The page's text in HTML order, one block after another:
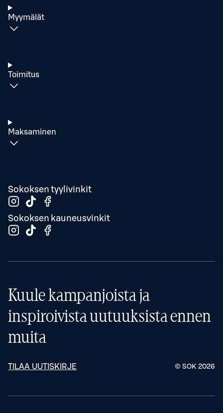
Myymälät
Toimitus
Maksaminen
Sokoksen tyylivinkit
Sokoksen kauneusvinkit
Kuule kampanjoista ja
inspiroivista uutuuksista ennen
muita
TILAA UUTISKIRJE © SOK 2026